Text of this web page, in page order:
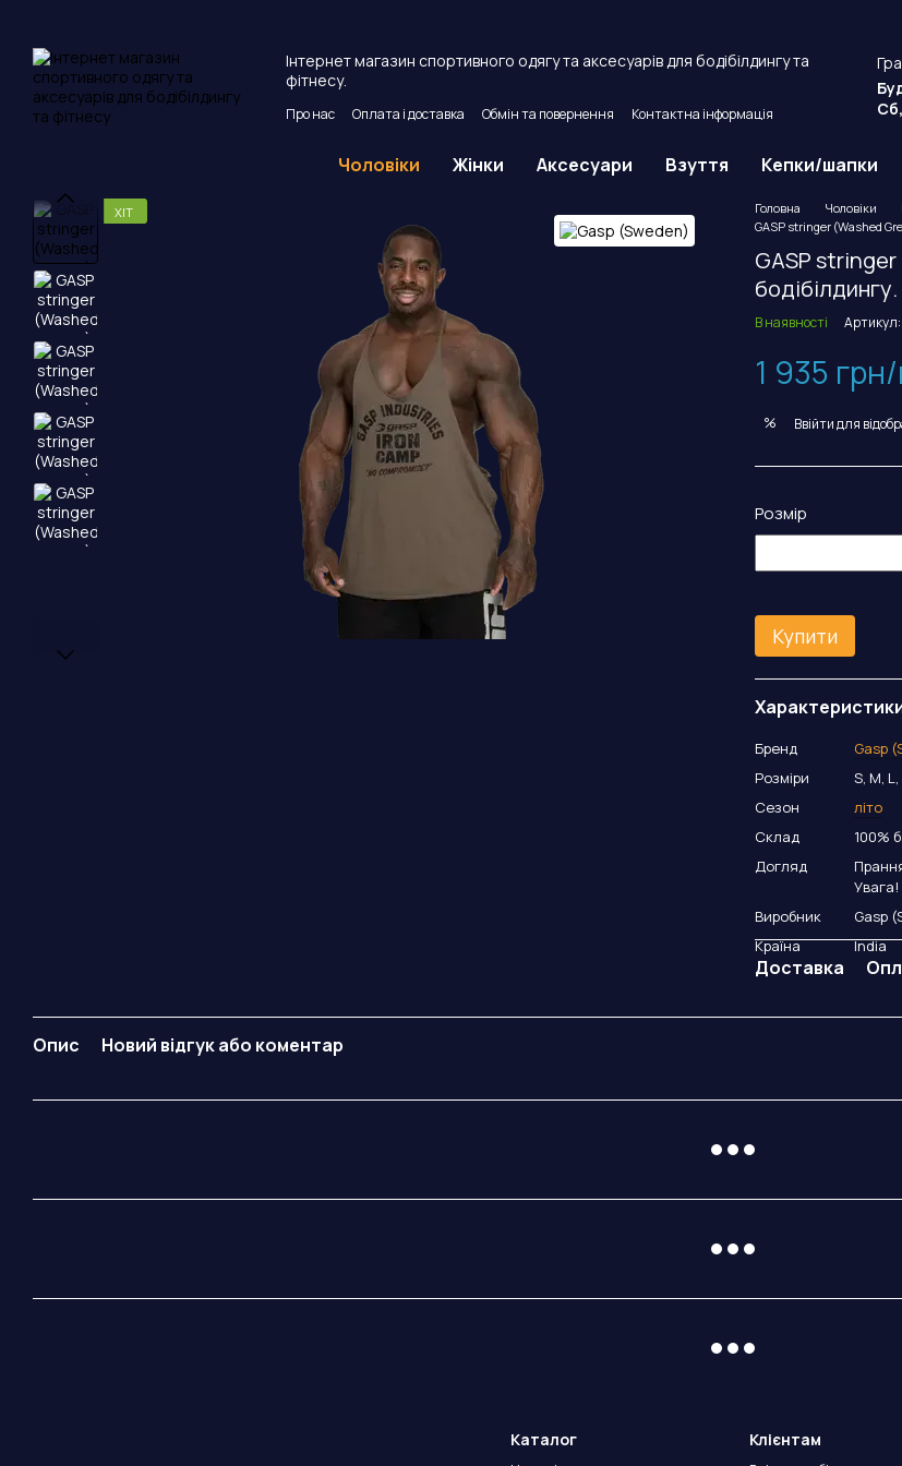
Інтернет магазин спортивного одягу та аксесуарів для бодібілдингу та
фітнесу.
Про нас Оплата і доставка Обмін та повернення
Контактна інформація
Чоловіки Жінки Аксесуари Взуття Кепки/шапки
ХІТ Головна Чоловіки
GASP stringer (Washed
GASP
бодібілдингу.
В наявності
1 935
% Ввійтидля
Розмір
Купити
Бренд
Gasp
Розміри
S, M,
Сезон
літо
Склад
100%
Догляд
Виробник
Gasp
Країна
India
Доставка
Опис Новий відгук або коментар
Каталог Клієнтам